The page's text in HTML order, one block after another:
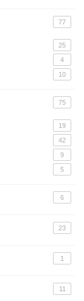
77
25
4
10
75
19
42
9
5
6
23
1
11